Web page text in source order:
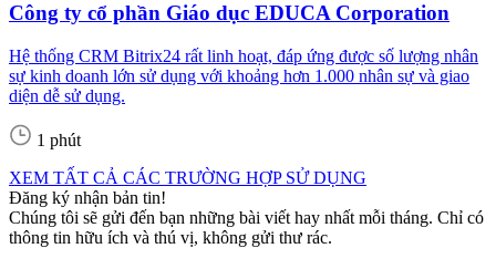
Công ty cổ phần Giáo dục EDUCA Corporation
Hệ thống CRM Bitrix24 rất linh hoạt, đáp ứng được số lượng nhân
sự kinh doanh lớn sử dụng với khoảng hơn 1.000 nhân sự và giao
diện dễ sử dụng.
1 phút
XEM TẤT CẢ CÁC TRƯỜNG HỢP SỬ DỤNG
Đăng ký nhận bản tin!
Chúng tôi sẽ gửi đến bạn những bài viết hay nhất mỗi tháng. Chỉ có
thông tin hữu ích và thú vị, không gửi thư rác.